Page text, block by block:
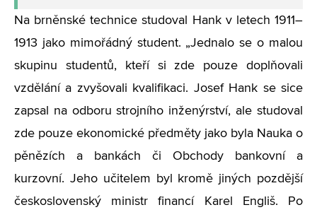
Na brněnské technice studoval Hank v letech 1911–
1913 jako mimořádný student. „Jednalo se o malou
skupinu studentů, kteří si zde pouze doplňovali
vzdělání a zvyšovali kvalifikaci. Josef Hank se sice
zapsal na odboru strojního inženýrství, ale studoval
zde pouze ekonomické předměty jako byla Nauka o
pěnězích a bankách či Obchody bankovní a
kurzovní. Jeho učitelem byl kromě jiných pozdější
československý ministr financí Karel Engliš. Po